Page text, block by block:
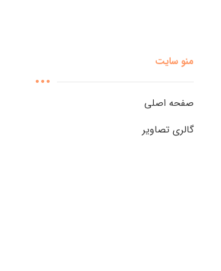
منو سایت
صفحه اصلی
گالری تصاویر